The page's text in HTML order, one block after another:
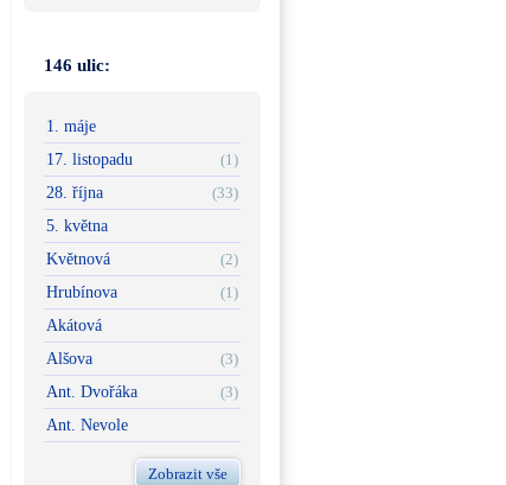
146 ulic:
1. máje
17. listopadu
(1)
28. října
(33)
5. května
Květnová
(2)
Hrubínova
(1)
Akátová
Alšova
(3)
Ant. Dvořáka
(3)
Ant. Nevole
Zobrazit vše